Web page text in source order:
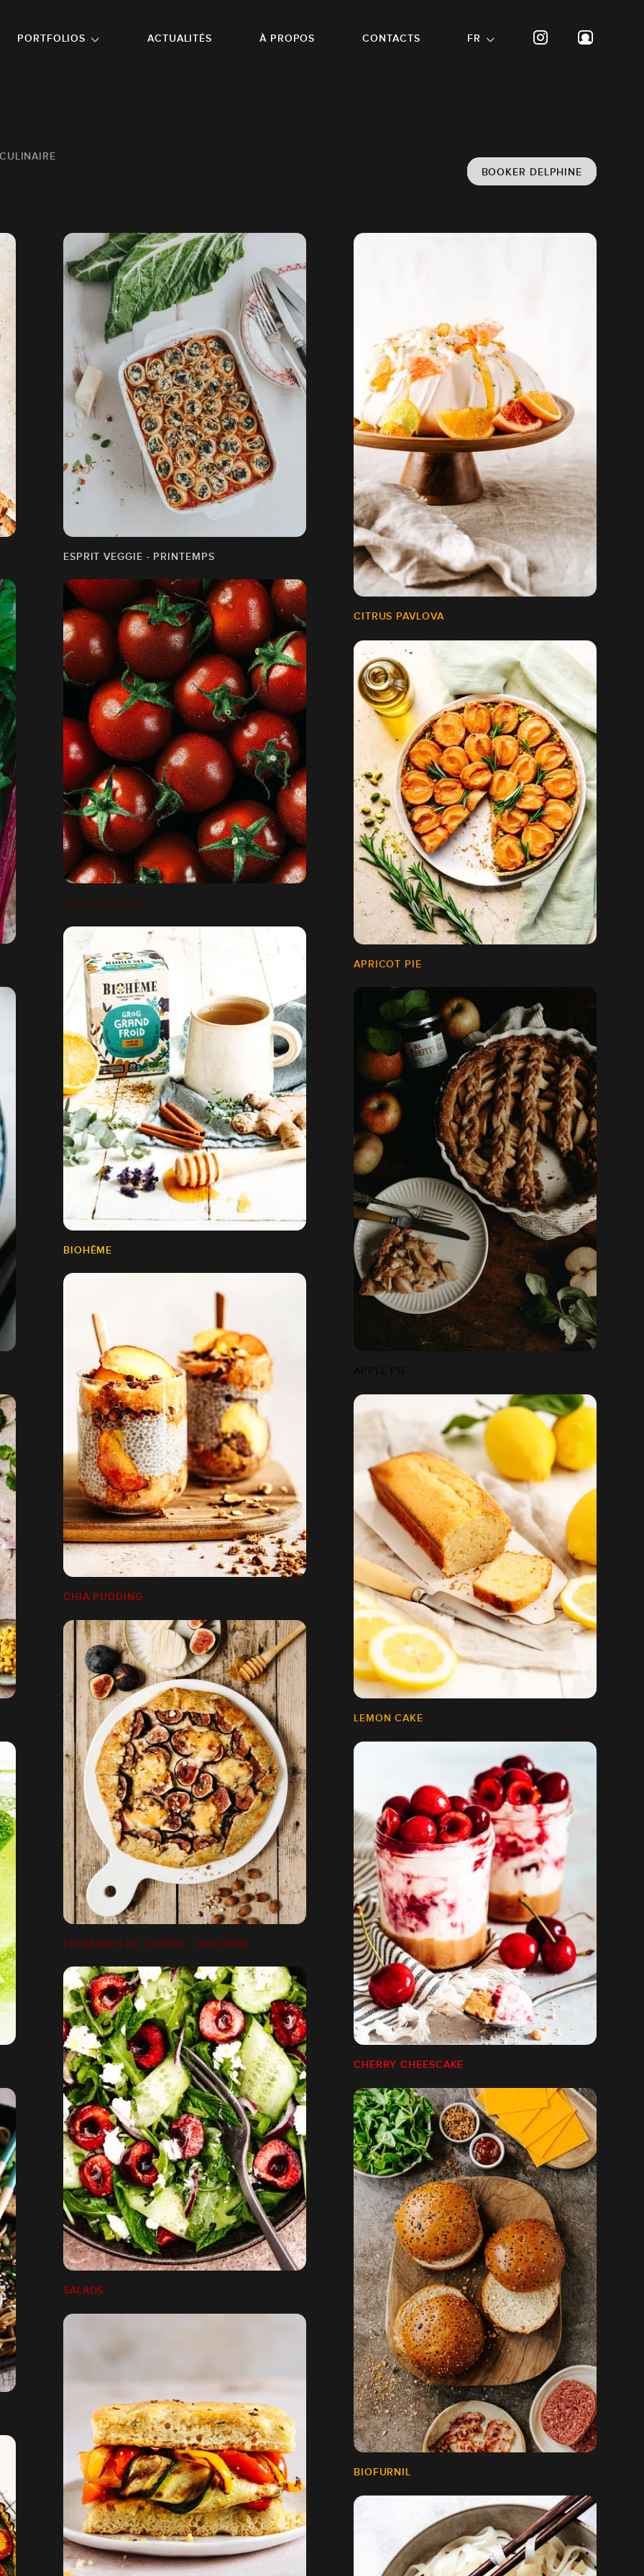
PORTFOLIOS
ACTUALITÉS À PROPOS CONTACTS FR
BOOKER DELPHINE
ESPRIT VEGGIE - PRINTEMPS
CITRUS PAVLOVA
VEIR MAGAZINE
APRICOT PIE
BIOHÊME
CHIA PUDDING
LEMON CAKE
FROMAGES DE CHÈVRE - AUTOMNE
CHERRY CHEESCAKE
SALADS
BIOFURNIL